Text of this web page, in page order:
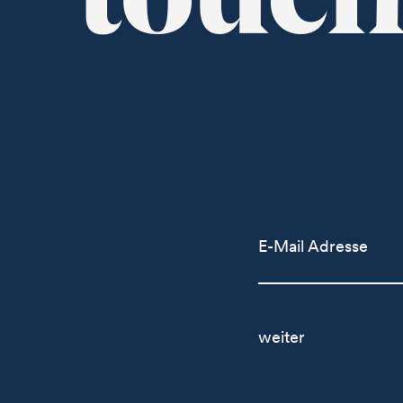
E-Mail Adresse
weiter